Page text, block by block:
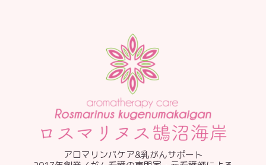
アロマリンパケア&乳がんサポート